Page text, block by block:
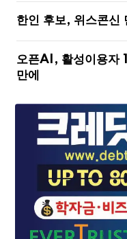
한인 후보, 위스콘신
오픈AI, 활성이용자
만에